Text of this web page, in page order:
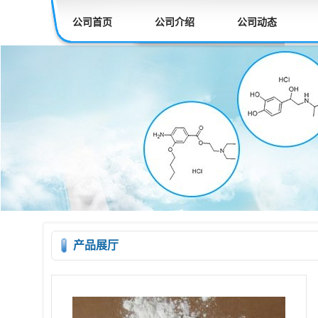
公司首页 公司介绍 公司动态
产品展厅